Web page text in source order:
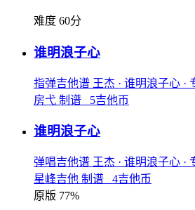
难度 60分
谁明浪子心
指弹吉他谱 王杰 · 谁明浪子心 ·
房弋 制谱 5吉他币
谁明浪子心
弹唱吉他谱 王杰 · 谁明浪子心 ·
星峰吉他 制谱 4吉他币
原版 77%